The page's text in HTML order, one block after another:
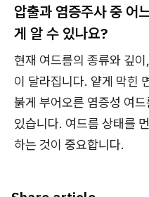
압출과 염증주사 중 어
게 알 수 있나요?
현재 여드름의 종류와 깊
이 달라집니다. 얕게 막힌
붉게 부어오른 염증성 여
있습니다. 여드름 상태를
하는 것이 중요합니다.